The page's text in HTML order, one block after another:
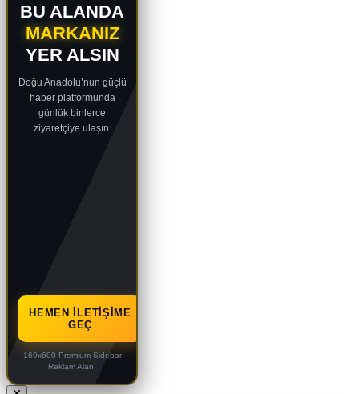
BU ALANDA
MARKANIZ
YER ALSIN
Doğu Anadolu’nun güçlü
haber platformunda
günlük binlerce
ziyaretçiye ulaşın.
HEMEN İLETIŞIME
GEÇ
160x600 Premium Sidebar
Reklam Alanı